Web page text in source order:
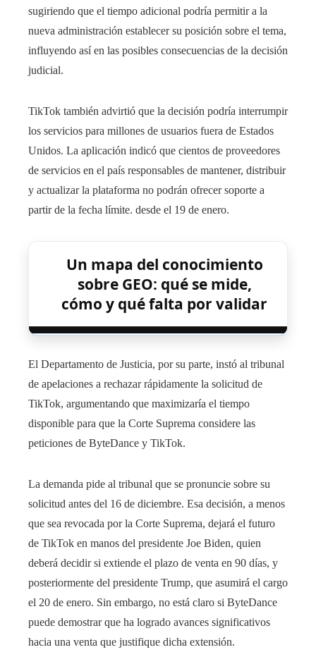
sugiriendo que el tiempo adicional podría permitir a la
nueva administración establecer su posición sobre el tema,
influyendo así en las posibles consecuencias de la decisión
judicial.
TikTok también advirtió que la decisión podría interrumpir
los servicios para millones de usuarios fuera de Estados
Unidos. La aplicación indicó que cientos de proveedores
de servicios en el país responsables de mantener, distribuir
y actualizar la plataforma no podrán ofrecer soporte a
partir de la fecha límite. desde el 19 de enero.
Un mapa del conocimiento
sobre GEO: qué se mide,
cómo y qué falta por validar
El Departamento de Justicia, por su parte, instó al tribunal
de apelaciones a rechazar rápidamente la solicitud de
TikTok, argumentando que maximizaría el tiempo
disponible para que la Corte Suprema considere las
peticiones de ByteDance y TikTok.
La demanda pide al tribunal que se pronuncie sobre su
solicitud antes del 16 de diciembre. Esa decisión, a menos
que sea revocada por la Corte Suprema, dejará el futuro
de TikTok en manos del presidente Joe Biden, quien
deberá decidir si extiende el plazo de venta en 90 días, y
posteriormente del presidente Trump, que asumirá el cargo
el 20 de enero. Sin embargo, no está claro si ByteDance
puede demostrar que ha logrado avances significativos
hacia una venta que justifique dicha extensión.